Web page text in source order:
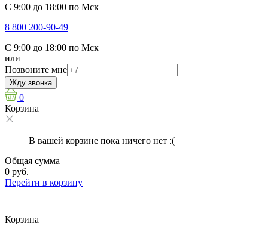
С 9:00 до 18:00 по Мск
8 800 200-90-49
С 9:00 до 18:00 по Мск
или
Позвоните мне
Жду звонка
0
Корзина
В вашей корзине пока ничего нет :(
Общая сумма
0 руб.
Перейти в корзину
Корзина